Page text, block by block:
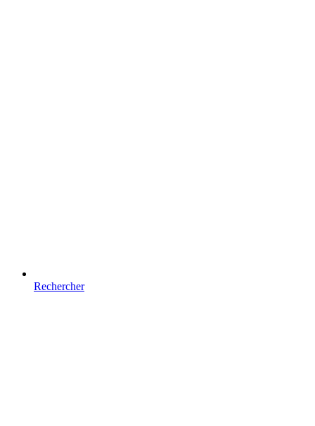
Rechercher